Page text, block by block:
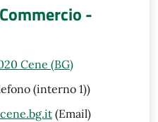
-
Cene (BG)
(interno 1))
(Email)